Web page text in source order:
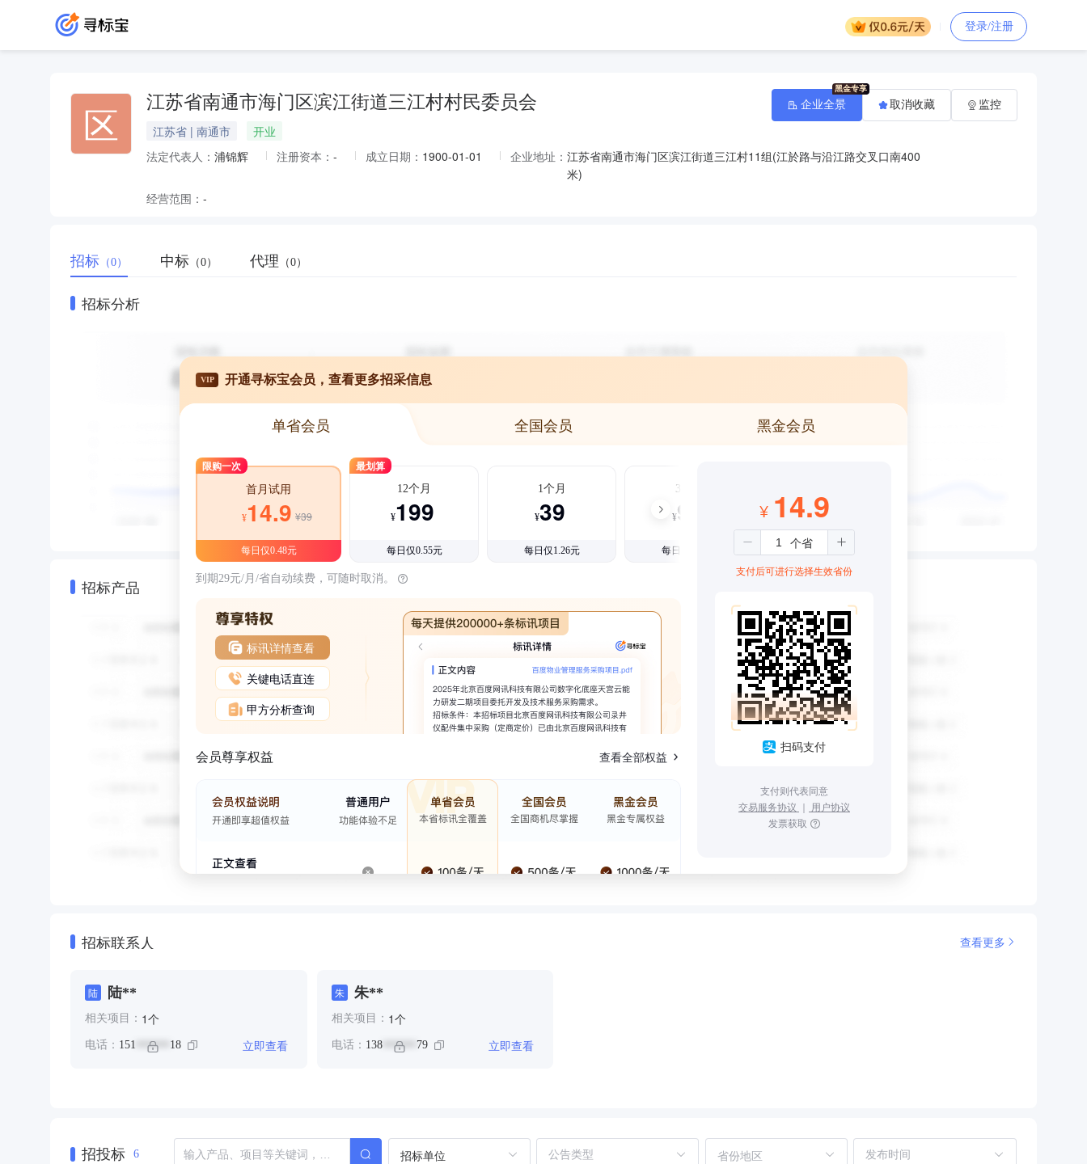
登录/注册
区 江苏省南通市海门区滨江街道三江村村民委员会
江苏省 | 南通市
开业
法定代表人： 浦锦辉 注册资本： - 成立日期： 1900-01-01 企业地址： 江苏省南通市海门区滨江街道三江村11组(江於路与沿江路交叉口南400
米)
经营范围： -
企业全景 取消收藏 监控
招标 （0） 中标 （0） 代理 （0）
招标分析
招标产品
VIP 开通寻标宝会员，查看更多招采信息
单省会员 全国会员 黑金会员
限购一次
首月试用
¥14.9 ¥39
每日仅0.48元
最划算
12个月
¥199
每日仅0.55元
1个月
¥39
每日仅1.26元
3个月
¥99
每日仅1.08元
到期29元/月/省自动续费，可随时取消。
标讯详情查看
关键电话直连
甲方分析查询
会员尊享权益 查看全部权益
¥ 14.9
支付后可进行选择生效省份
扫码支付
支付则代表同意
交易服务协议 ｜ 用户协议
发票获取
招标联系人 查看更多
陆 陆**
相关项目： 1个
电话： 151 ****** 18 立即查看
朱 朱**
相关项目： 1个
电话： 138****** 79 立即查看
招投标 6 招标单位 省份地区